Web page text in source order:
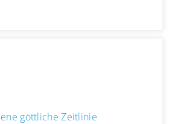
göttliche Zeitlinie